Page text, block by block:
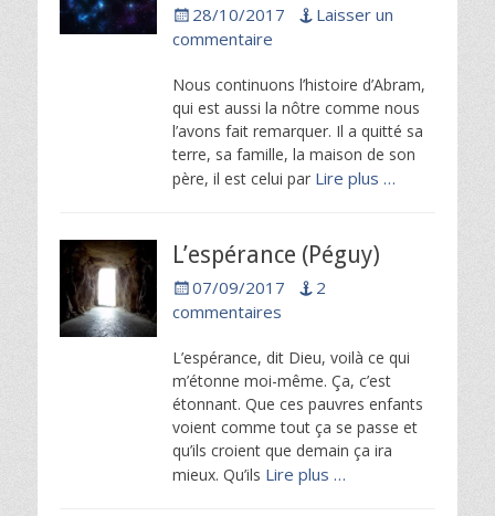
Posted28/10/2017
Laisser un
commentaire
Nous continuons l’histoire d’Abram,
qui est aussi la nôtre comme nous
l’avons fait remarquer. Il a quitté sa
terre, sa famille, la maison de son
père, il est celui par Lire plus …
L’espérance (Péguy)
Posted
07/09/2017
2
commentaires
L’espérance, dit Dieu, voilà ce qui
m’étonne moi-même. Ça, c’est
étonnant. Que ces pauvres enfants
voient comme tout ça se passe et
qu’ils croient que demain ça ira
mieux. Qu’ils Lire plus …